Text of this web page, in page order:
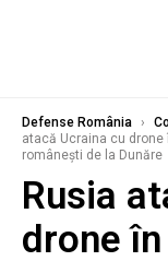
Defense România ›
atacă Ucraina cu
românești de la Dunăre
Rusia
drone